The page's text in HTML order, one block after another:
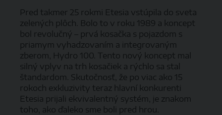
Pred takmer 25 rokmi Etesia vstúpila do sveta
zelených plôch. Bolo to v roku 1989 a koncept
bol revolučný – prvá kosačka s pojazdom s
priamym vyhadzovaním a integrovaným
zberom, Hydro 100. Tento nový koncept mal
silný vplyv na trh kosačiek a rýchlo sa stal
štandardom. Skutočnosť, že po viac ako 15
rokoch exkluzivity teraz hlavní konkurenti
Etesia prijali ekvivalentný systém, je znakom
toho, ako ďaleko sme boli pred hrou.